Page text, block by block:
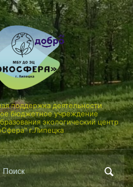
поддержка деятельности
бюджетное учреждение
экологический центр
г.Липецка